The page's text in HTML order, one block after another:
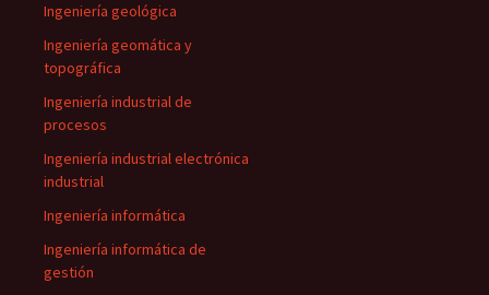
Ingeniería geológica
Ingeniería geomática y
topográfica
Ingeniería industrial de
procesos
Ingeniería industrial electrónica
industrial
Ingeniería informática
Ingeniería informática de
gestión